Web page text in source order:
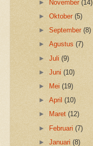
► November(14)
►Oktober(5)
►September(8)
►Agustus(7)
►Juli(9)
►Juni(10)
►
Mei(19)
►April(10)
►
Maret(12)
► Februari(7)
►Januari(8)